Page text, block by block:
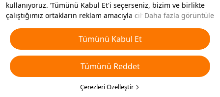
kullanıyoruz. ‘Tümünü Kabul Et'i seçerseniz, bizim ve birlikte
çalıştığımız ortakların reklam amacıyla cihazınızda çerezleri ve
Ayrıca, temel olmayan çerezlerin ’Tümünü Reddedebilir' veya
aşağıdaki ’Çerezleri Özelleştir'i tıklayarak veya gizlilik
ayarlarınızda istediğiniz zaman hangi çerez türlerini kabul
etmek veya devre dışı bırakmak istediğinizi seçebilirsiniz. Daha
fazla detay içinÇerezler ve Benzer Teknolojiler Politikamıza
Daha fazla görüntüle
Tümünü Kabul Et
Tümünü Reddet
Çerezleri Özelleştir